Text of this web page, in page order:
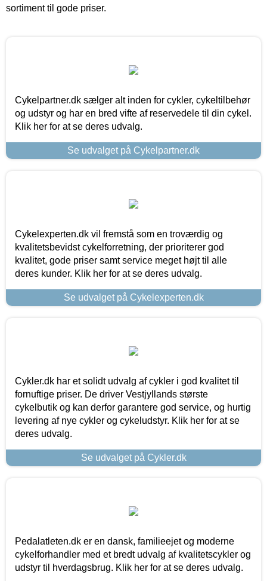
sortiment til gode priser.
Cykelpartner.dk sælger alt inden for cykler, cykeltilbehør
og udstyr og har en bred vifte af reservedele til din cykel.
Klik her for at se deres udvalg.
Se udvalget på Cykelpartner.dk
Cykelexperten.dk vil fremstå som en troværdig og
kvalitetsbevidst cykelforretning, der prioriterer god
kvalitet, gode priser samt service meget højt til alle
deres kunder. Klik her for at se deres udvalg.
Se udvalget på Cykelexperten.dk
Cykler.dk har et solidt udvalg af cykler i god kvalitet til
fornuftige priser. De driver Vestjyllands største
cykelbutik og kan derfor garantere god service, og hurtig
levering af nye cykler og cykeludstyr. Klik her for at se
deres udvalg.
Se udvalget på Cykler.dk
Pedalatleten.dk er en dansk, familieejet og moderne
cykelforhandler med et bredt udvalg af kvalitetscykler og
udstyr til hverdagsbrug. Klik her for at se deres udvalg.